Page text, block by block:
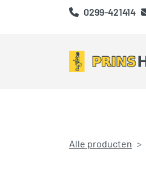
0299-421414
Alle producten